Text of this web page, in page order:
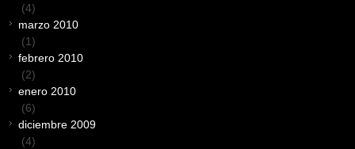
(4)
marzo 2010
(1)
febrero 2010
(2)
enero 2010
(6)
diciembre 2009
(4)